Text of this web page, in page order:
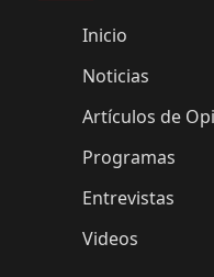
Inicio
Noticias
Artículos de
Programas
Entrevistas
Videos